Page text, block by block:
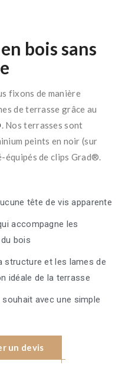
bois sans
fixons de manière
de terrasse grâce au
. Nos terrasses sont
peints en noir (sur
équipés de clips Grad®.
tête de vis apparente
accompagne les
bois
structure et les lames de
idéale de la terrasse
avec une simple
un devis